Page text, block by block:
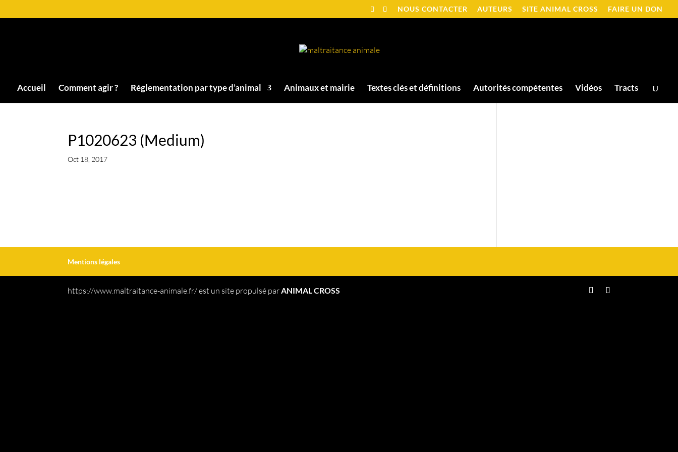
NOUS CONTACTER AUTEURS SITE ANIMAL CROSS FAIRE UN DON
Accueil Comment agir ? Réglementation par type d’animal Animaux et mairie Textes clés et définitions Autorités compétentes Vidéos Tracts
P1020623 (Medium)
Oct 18, 2017
Mentions légales
https://www.maltraitance-animale.fr/ est un site propulsé parANIMAL CROSS